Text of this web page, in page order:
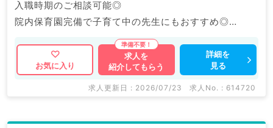
入職時期のご相談可能◎
院内保育園完備で子育て中の先生にもおすすめ◎
福利厚生充実の大手グループ病院でのご勤務です。
マイナビDOCTORでは病院やクリニックなどの医療機
関求人はもちろんのこと、
求人内容の詳細等はお気軽にお問合せ下さい。
お気に入り
求人を
紹介してもらう
詳細を
見る
求人更新日 : 2026/07/23 求人No. : 614720